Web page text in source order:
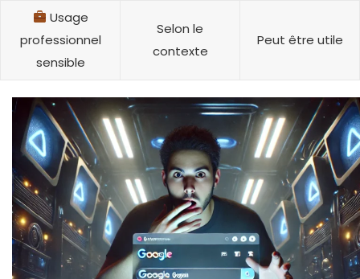
Usage
professionnel
sensible
Selon le
contexte
Peut être utile